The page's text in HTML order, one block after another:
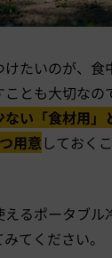
たいのが、食
とも大切なので
い「食材用」
用意 しておく
るポータブル
てください。